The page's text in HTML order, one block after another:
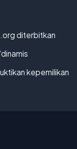
diterbitkan
kepemilikan